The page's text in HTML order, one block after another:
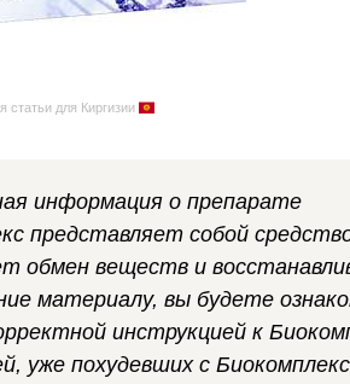
статьи для Киргизии
информация о препарате
представляет собой
обмен веществ и
материалу, вы будете
инструкцией к
уже похудевших с